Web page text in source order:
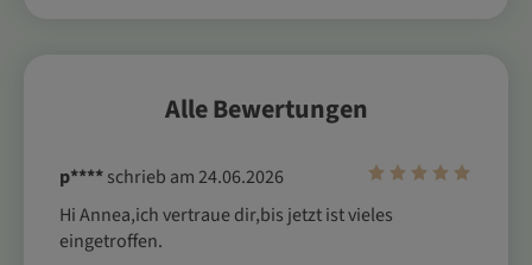
Alle Bewertungen
p****schrieb am 24.06.2026
Hi Annea,ich vertraue dir,bis jetzt ist vieles
eingetroffen.